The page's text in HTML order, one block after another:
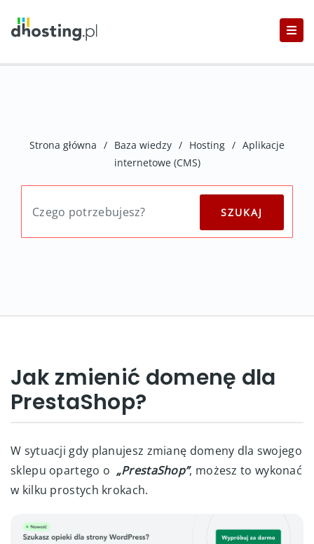
Strona główna / Baza wiedzy / Hosting / Aplikacje
internetowe (CMS)
Jak zmienić domenę dla
PrestaShop?
W sytuacji gdy planujesz zmianę domeny dla swojego
sklepu opartego o „PrestaShop”, możesz to wykonać
w kilku prostych krokach.